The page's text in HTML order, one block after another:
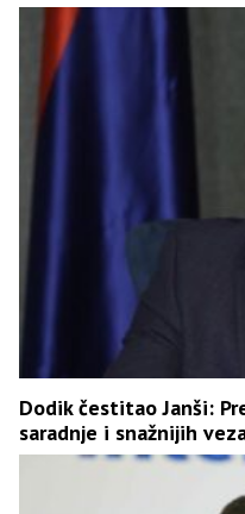
Dodik čestitao Janši:
saradnje i snažnijih